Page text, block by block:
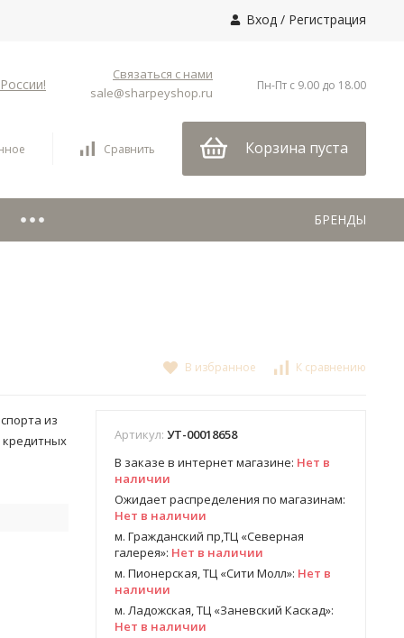
Вход / Регистрация
Связаться с нами
sale@sharpeyshop.ru
Пн-Пт с 9.00 до 18.00
Сравнить Корзина пуста
БРЕНДЫ
В избранное К сравнению
из
Артикул: УТ-00018658
В заказе в интернет магазине: Нет в
наличии
Ожидает распределения по магазинам:
Нет в наличии
м. Гражданский пр,ТЦ «Северная
галерея»: Нет в наличии
м. Пионерская, ТЦ «Сити Молл»: Нет в
наличии
м. Ладожская, ТЦ «Заневский Каскад»:
Нет в наличии